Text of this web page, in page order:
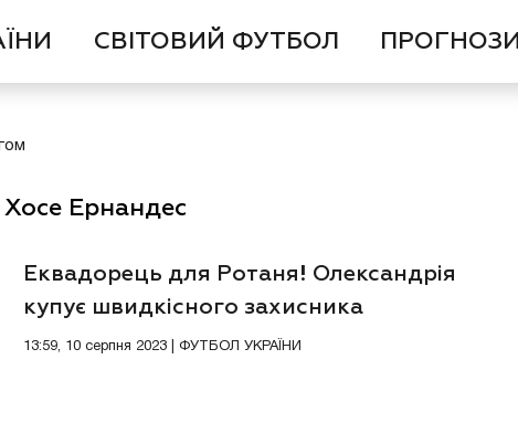
СВІТОВИЙ ФУТБОЛ ПРОГНОЗИ
Ернандес
Еквадорець для Ротаня! Олександрія
купує швидкісного захисника
13:59, 10 серпня 2023 | ФУТБОЛ УКРАЇНИ